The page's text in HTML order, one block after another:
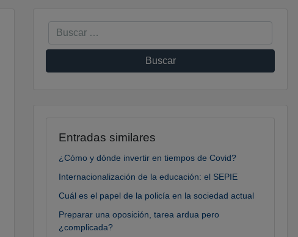
Entradas similares
¿Cómo y dónde invertir en tiempos de Covid?
Internacionalización de la educación: el SEPIE
Cuál es el papel de la policía en la sociedad actual
Preparar una oposición, tarea ardua pero
¿complicada?